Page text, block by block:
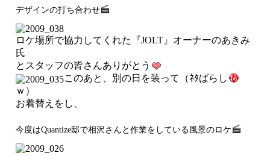
デザインの打ち合わせ
ロケ場所で協力してくれた『JOLT』オーナーのあきみ
氏
とスタッフの皆さんありがとう
このあと、別の日を装って（ﾈﾀばらし
ｗ）
お着替えをし、
今度はQuantize邸で相沢さんと作業をしている風景のロケ